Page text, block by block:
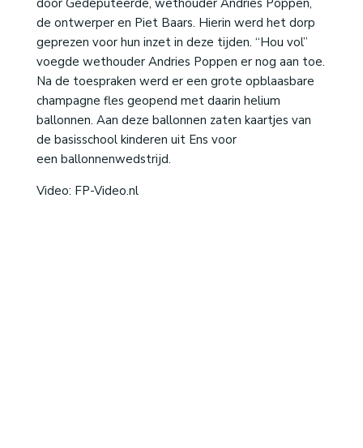
door Gedeputeerde, wethouder Andries Poppen,
de ontwerper en Piet Baars. Hierin werd het dorp
geprezen voor hun inzet in deze tijden. “Hou vol”
voegde wethouder Andries Poppen er nog aan toe.
Na de toespraken werd er een grote opblaasbare
champagne fles geopend met daarin helium
ballonnen. Aan deze ballonnen zaten kaartjes van
de basisschool kinderen uit Ens voor
een ballonnenwedstrijd.
Video: FP-Video.nl